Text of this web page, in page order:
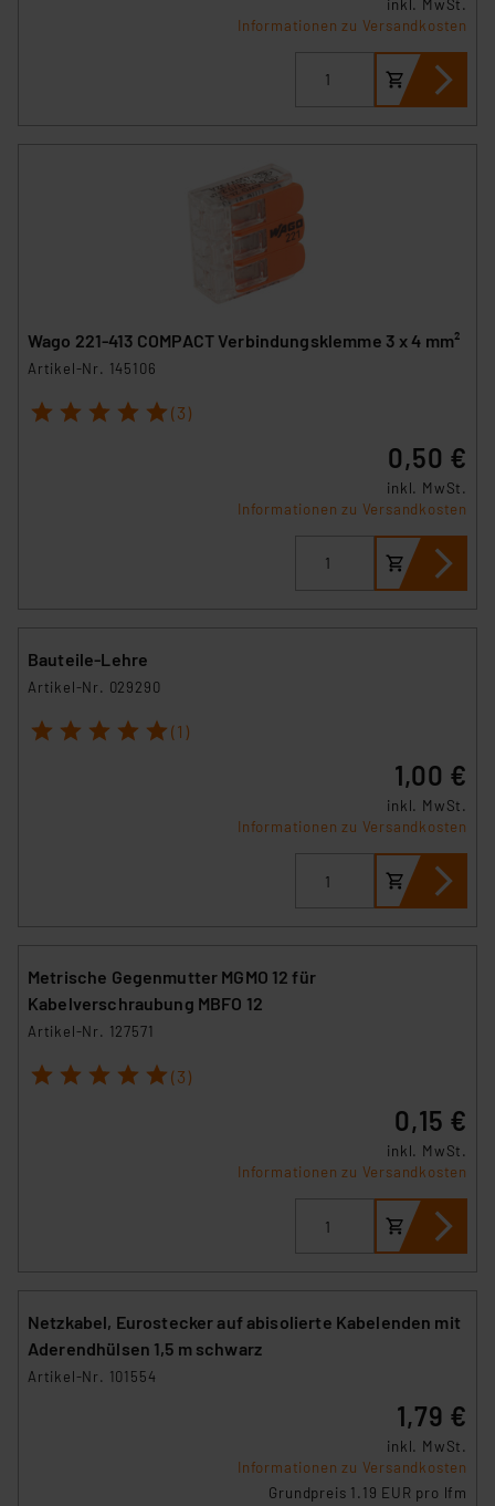
inkl. MwSt.
Informationen zu Versandkosten
Wago 221-413 COMPACT Verbindungsklemme 3 x 4 mm²
Artikel-Nr. 145106
1 2 3 4 5 (3)
0,50 €
inkl. MwSt.
Informationen zu Versandkosten
Bauteile-Lehre
Artikel-Nr. 029290
1 2 3 4 5 (1)
1,00 €
inkl. MwSt.
Informationen zu Versandkosten
Metrische Gegenmutter MGMO 12 für
Kabelverschraubung MBFO 12
Artikel-Nr. 127571
1 2 3 4 5 (3)
0,15 €
inkl. MwSt.
Informationen zu Versandkosten
Netzkabel, Eurostecker auf abisolierte Kabelenden mit
Aderendhülsen 1,5 m schwarz
Artikel-Nr. 101554
1,79 €
inkl. MwSt.
Informationen zu Versandkosten
Grundpreis 1.19 EUR pro lfm